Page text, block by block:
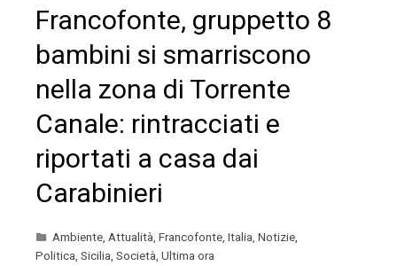
Francofonte, gruppetto 8
bambini si smarriscono
nella zona di Torrente
Canale: rintracciati e
riportati a casa dai
Carabinieri
Ambiente, Attualità, Francofonte, Italia, Notizie,
Politica, Sicilia, Società, Ultima ora